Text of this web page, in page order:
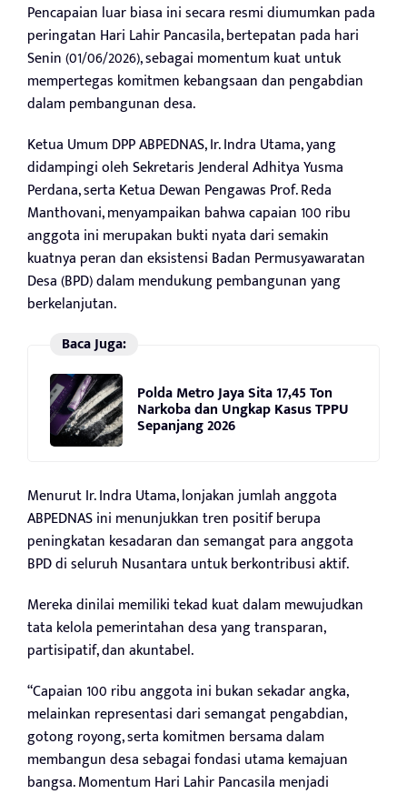
Pencapaian luar biasa ini secara resmi diumumkan pada
peringatan Hari Lahir Pancasila, bertepatan pada hari
Senin (01/06/2026), sebagai momentum kuat untuk
mempertegas komitmen kebangsaan dan pengabdian
dalam pembangunan desa.
Ketua Umum DPP ABPEDNAS, Ir. Indra Utama, yang
didampingi oleh Sekretaris Jenderal Adhitya Yusma
Perdana, serta Ketua Dewan Pengawas Prof. Reda
Manthovani, menyampaikan bahwa capaian 100 ribu
anggota ini merupakan bukti nyata dari semakin
kuatnya peran dan eksistensi Badan Permusyawaratan
Desa (BPD) dalam mendukung pembangunan yang
berkelanjutan.
Baca Juga:
Polda Metro Jaya Sita 17,45 Ton
Narkoba dan Ungkap Kasus TPPU
Sepanjang 2026
Menurut Ir. Indra Utama, lonjakan jumlah anggota
ABPEDNAS ini menunjukkan tren positif berupa
peningkatan kesadaran dan semangat para anggota
BPD di seluruh Nusantara untuk berkontribusi aktif.
Mereka dinilai memiliki tekad kuat dalam mewujudkan
tata kelola pemerintahan desa yang transparan,
partisipatif, dan akuntabel.
“Capaian 100 ribu anggota ini bukan sekadar angka,
melainkan representasi dari semangat pengabdian,
gotong royong, serta komitmen bersama dalam
membangun desa sebagai fondasi utama kemajuan
bangsa. Momentum Hari Lahir Pancasila menjadi